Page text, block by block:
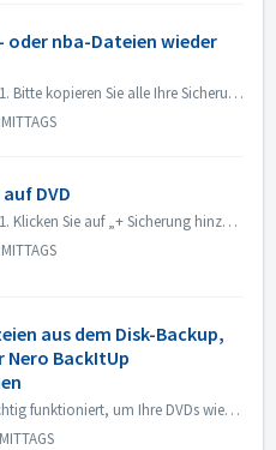
oder nba-Dateien wieder
Bitte gehen Sie wie folgt vor: 1. Bitte kopieren Sie alle Ihre Sicherungsdaten auf den anderen Computer. 2. Öffnen Sie Nero BackItUp. 3. Öffnen Sie de...
DVD
Bitte gehen Sie wie folgt vor: 1. Klicken Sie auf „+ Sicherung hinzufügen“. 2. Wählen Sie „Lokaler Snapshot“ und klicken Sie auf „Weiter“. 3. Klicken ...
aus dem Disk-Backup,
Nero BackItUp
Wenn Nero BackItUp nicht richtig funktioniert, um Ihre DVDs wiederherzustellen, können Sie Ihre Quelldateien manuell ermitteln. Finden Sie alle ".nba...